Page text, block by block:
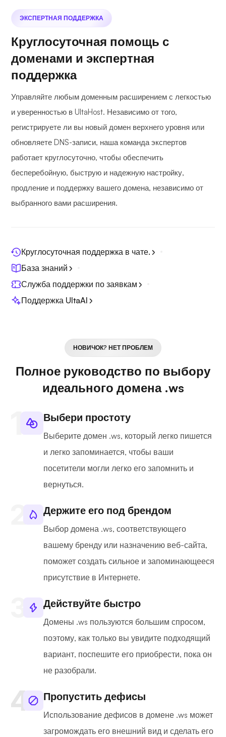
ЭКСПЕРТНАЯ ПОДДЕРЖКА
Круглосуточная помощь с
доменами и экспертная
поддержка
Управляйте любым доменным расширением с легкостью
и уверенностью в UltaHost. Независимо от того,
регистрируете ли вы новый домен верхнего уровня или
обновляете DNS-записи, наша команда экспертов
работает круглосуточно, чтобы обеспечить
бесперебойную, быструю и надежную настройку,
продление и поддержку вашего домена, независимо от
выбранного вами расширения.
Круглосуточная поддержка в чате.
База знаний
Служба поддержки по заявкам
Поддержка UltaAI
НОВИЧОК? НЕТ ПРОБЛЕМ
Полное руководство по выбору
идеального домена .ws
Выбери простоту
Выберите домен .ws, который легко пишется
и легко запоминается, чтобы ваши
посетители могли легко его запомнить и
вернуться.
Держите его под брендом
Выбор домена .ws, соответствующего
вашему бренду или назначению веб-сайта,
поможет создать сильное и запоминающееся
присутствие в Интернете.
Действуйте быстро
Домены .ws пользуются большим спросом,
поэтому, как только вы увидите подходящий
вариант, поспешите его приобрести, пока он
не разобрали.
Пропустить дефисы
Использование дефисов в домене .ws может
загромождать его внешний вид и сделать его